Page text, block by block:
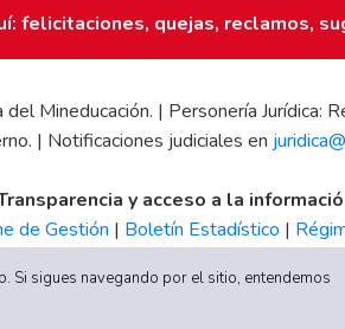
felicitaciones, quejas, reclamos,
del Mineducación. | Personería
| Notificaciones judiciales en
y acceso a la
de Gestión | Boletín Estadístico |
Si sigues navegando por el sitio, entendemos